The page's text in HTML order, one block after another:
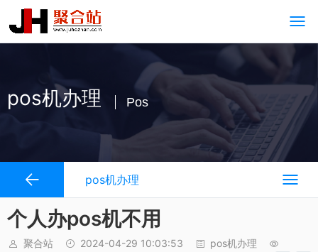
pos机办理 Pos
pos机办理
个人办pos机不用
聚合站 2024-04-29 10:03:53
pos机办理